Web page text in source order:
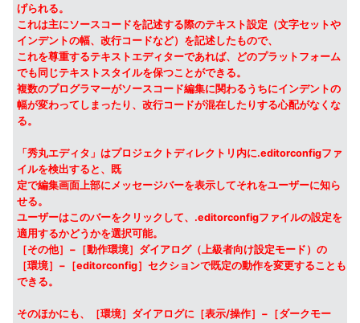
げられる。
これは主にソースコードを記述する際のテキスト設定（文字セットや
インデントの幅、改行コードなど）を記述したもので、
これを尊重するテキストエディターであれば、どのプラットフォーム
でも同じテキストスタイルを保つことができる。
複数のプログラマーがソースコード編集に関わるうちにインデントの
幅が変わってしまったり、改行コードが混在したりする心配がなくな
る。
「秀丸エディタ」はプロジェクトディレクトリ内に.editorconfigファ
イルを検出すると、既
定で編集画面上部にメッセージバーを表示してそれをユーザーに知ら
せる。
ユーザーはこのバーをクリックして、.editorconfigファイルの設定を
適用するかどうかを選択可能。
［その他］−［動作環境］ダイアログ（上級者向け設定モード）の
［環境］−［editorconfig］セクションで既定の動作を変更することも
できる。
そのほかにも、［環境］ダイアログに［表示/操作］−［ダークモー